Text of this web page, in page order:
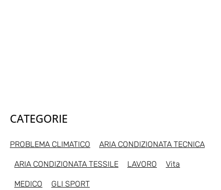
CATEGORIE
PROBLEMA CLIMATICO ARIA CONDIZIONATA TECNICA
ARIA CONDIZIONATA TESSILE LAVORO Vita
MEDICO GLI SPORT